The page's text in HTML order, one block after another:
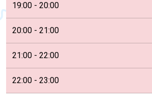
19:00 - 20:00
20:00 - 21:00
21:00 - 22:00
22:00 - 23:00